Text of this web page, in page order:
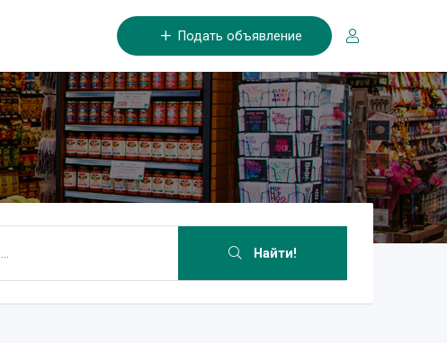
Подать объявление
Найти!